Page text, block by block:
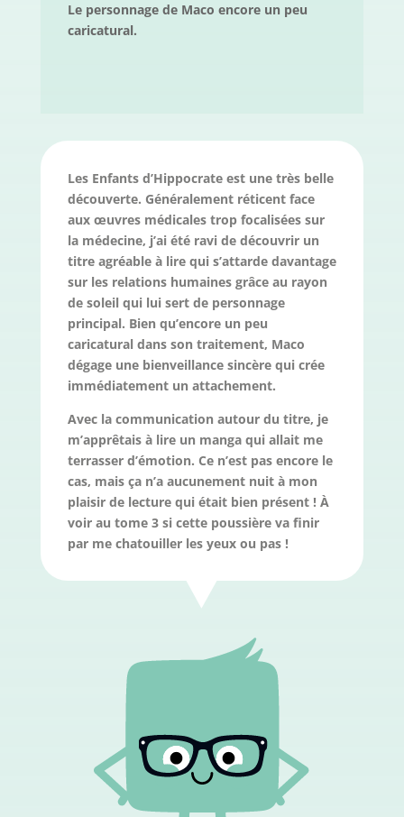
Le personnage de Maco encore un peu
caricatural.
Les Enfants d’Hippocrate est une très belle
découverte. Généralement réticent face
aux œuvres médicales trop focalisées sur
la médecine, j’ai été ravi de découvrir un
titre agréable à lire qui s’attarde davantage
sur les relations humaines grâce au rayon
de soleil qui lui sert de personnage
principal. Bien qu’encore un peu
caricatural dans son traitement, Maco
dégage une bienveillance sincère qui crée
immédiatement un attachement.
Avec la communication autour du titre, je
m’apprêtais à lire un manga qui allait me
terrasser d’émotion. Ce n’est pas encore le
cas, mais ça n’a aucunement nuit à mon
plaisir de lecture qui était bien présent ! À
voir au tome 3 si cette poussière va finir
par me chatouiller les yeux ou pas !